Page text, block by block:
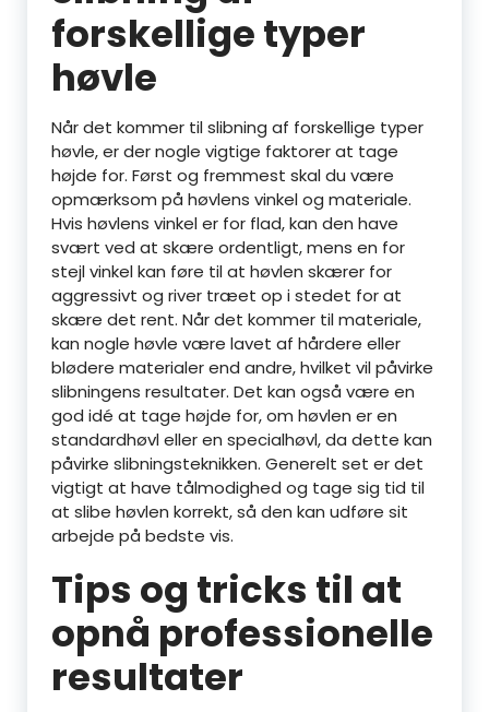
forskellige typer
høvle
Når det kommer til slibning af forskellige typer
høvle, er der nogle vigtige faktorer at tage
højde for. Først og fremmest skal du være
opmærksom på høvlens vinkel og materiale.
Hvis høvlens vinkel er for flad, kan den have
svært ved at skære ordentligt, mens en for
stejl vinkel kan føre til at høvlen skærer for
aggressivt og river træet op i stedet for at
skære det rent. Når det kommer til materiale,
kan nogle høvle være lavet af hårdere eller
blødere materialer end andre, hvilket vil påvirke
slibningens resultater. Det kan også være en
god idé at tage højde for, om høvlen er en
standardhøvl eller en specialhøvl, da dette kan
påvirke slibningsteknikken. Generelt set er det
vigtigt at have tålmodighed og tage sig tid til
at slibe høvlen korrekt, så den kan udføre sit
arbejde på bedste vis.
Tips og tricks til at
opnå professionelle
resultater